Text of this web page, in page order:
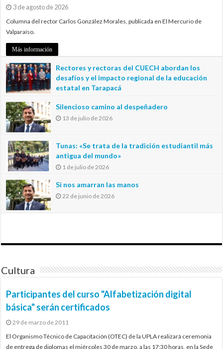
3 de agosto de 2026
Columna del rector Carlos González Morales, publicada en El Mercurio de
Valparaíso.
Más información
Rectores y rectoras del CUECH abordan los
desafíos y el impacto regional de la educación
estatal en Tarapacá
Silencioso camino al despeñadero
13 de julio de 2026
Tunas: «Se trata de la tradición estudiantil más
antigua del mundo»
1 de julio de 2026
Si nos amarran las manos
22 de junio de 2026
Cultura
Participantes del curso "Alfabetización digital
básica" serán certificados
29 de marzo de 2011
El Organismo Técnico de Capacitación (OTEC) de la UPLA realizará ceremonia
de entrega de diplomas el miércoles 30 de marzo, a las 17:30 horas, en la Sede